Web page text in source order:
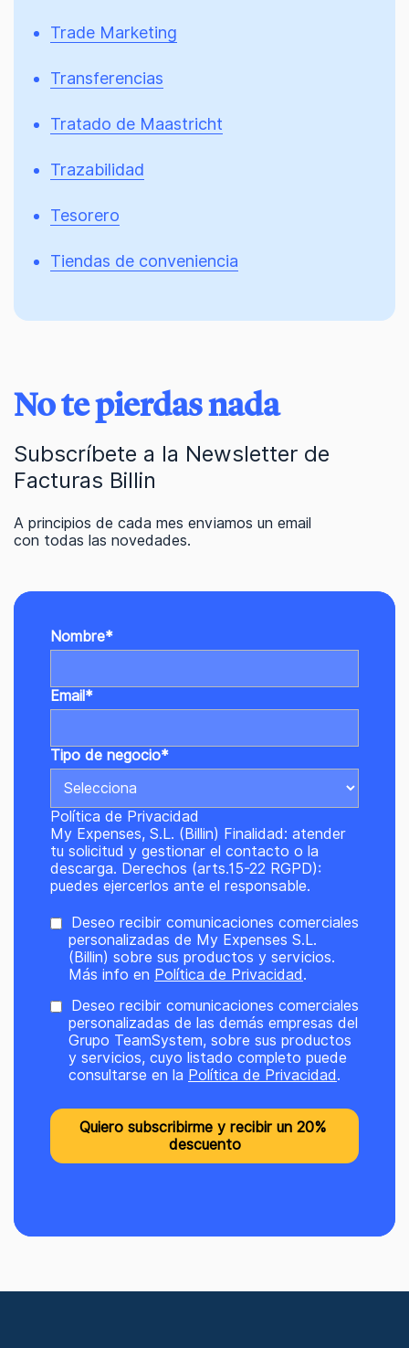
Trade Marketing
Transferencias
Tratado de Maastricht
Trazabilidad
Tesorero
Tiendas de conveniencia
No te pierdas nada
Subscríbete a la Newsletter de
Facturas Billin
A principios de cada mes enviamos un email
con todas las novedades.
Nombre*
Email *
Tipo de negocio*
Política de Privacidad
My Expenses, S.L. (Billin) Finalidad: atender
tu solicitud y gestionar el contacto o la
descarga. Derechos (arts.15-22 RGPD):
puedes ejercerlos ante el responsable.
Deseo recibir comunicaciones comerciales
personalizadas de My Expenses S.L.
(Billin) sobre sus productos y servicios.
Más info en Política de Privacidad .
Deseo recibir comunicaciones comerciales
personalizadas de las demás empresas del
Grupo TeamSystem, sobre sus productos
y servicios, cuyo listado completo puede
consultarse en la Política de Privacidad .